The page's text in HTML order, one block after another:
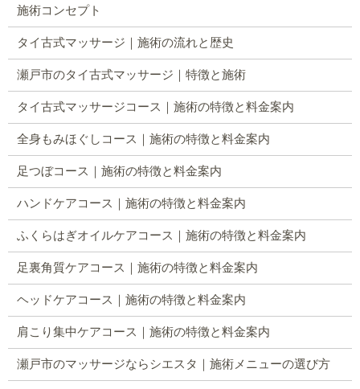
施術コンセプト
タイ古式マッサージ｜施術の流れと歴史
瀬戸市のタイ古式マッサージ｜特徴と施術
タイ古式マッサージコース｜施術の特徴と料金案内
全身もみほぐしコース｜施術の特徴と料金案内
足つぼコース｜施術の特徴と料金案内
ハンドケアコース｜施術の特徴と料金案内
ふくらはぎオイルケアコース｜施術の特徴と料金案内
足裏角質ケアコース｜施術の特徴と料金案内
ヘッドケアコース｜施術の特徴と料金案内
肩こり集中ケアコース｜施術の特徴と料金案内
瀬戸市のマッサージならシエスタ｜施術メニューの選び方